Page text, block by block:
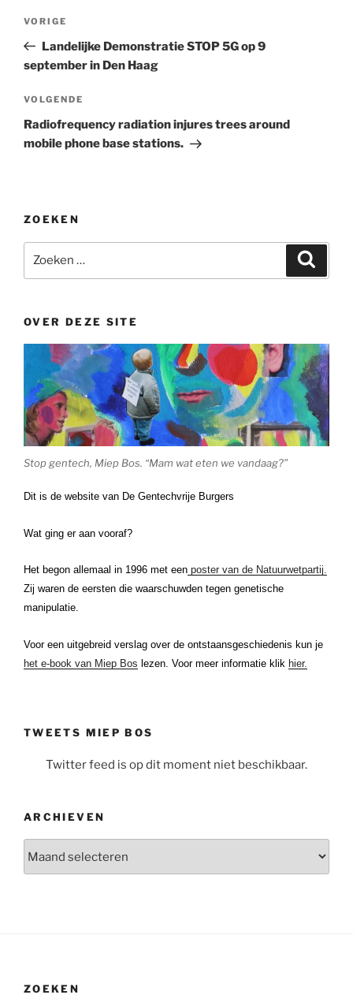
Vorig
bericht
VORIGE
Landelijke Demonstratie STOP 5G op 9
september in Den Haag
Volgend
bericht
VOLGENDE
Radiofrequency radiation injures trees around
mobile phone base stations.
ZOEKEN
naar:
OVER DEZE SITE
Stop gentech, Miep Bos. “Mam wat eten we vandaag?”
Dit is de website van De Gentechvrije Burgers
Wat ging er aan vooraf?
Het begon allemaal in 1996 met een poster van de Natuurwetpartij.
Zij waren de eersten die waarschuwden tegen genetische
manipulatie.
Voor een uitgebreid verslag over de ontstaansgeschiedenis kun je
het e-book van Miep Bos lezen. Voor meer informatie klik hier.
TWEETS MIEP BOS
Twitter feed is op dit moment niet beschikbaar.
ARCHIEVEN
ZOEKEN